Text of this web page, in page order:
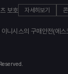
보호 자세히보기
니시스의 구매안전(에스